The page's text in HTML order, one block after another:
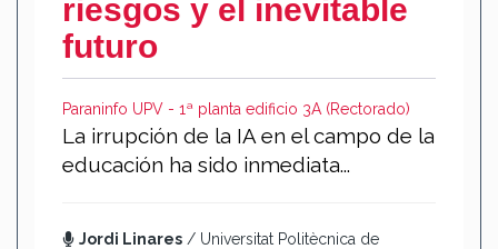
riesgos y el inevitable
futuro
Paraninfo UPV - 1ª planta edificio 3A (Rectorado)
La irrupción de la IA en el campo de la
educación ha sido inmediata...
Jordi Linares / Universitat Politècnica de